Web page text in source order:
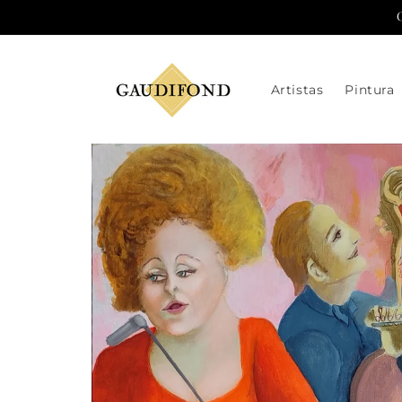
al contenido
Artistas Pintura
directamente
a la
información
del producto